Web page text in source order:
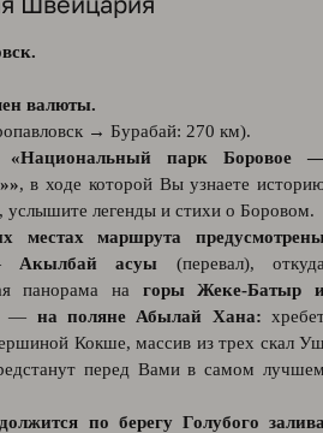
валюты.
→ Бурабай: 270 км).
«Национальный парк Боровое
, в ходе которой Вы узнаете
услышите легенды и стихи о Боровом.
местах маршрута
Акылбай асуы (перевал),
панорама на горы Жеке-Батыр
— на поляне Абылай Хана:
Кокше, массив из трех скал
перед Вами в самом
по берегу Голубого